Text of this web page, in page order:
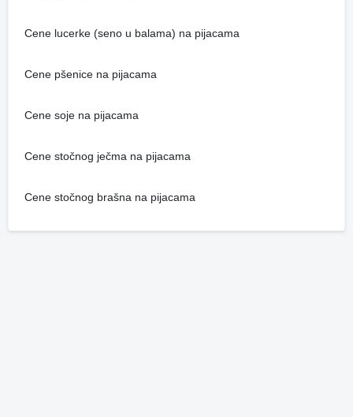
Cene lucerke (seno u balama) na pijacama
Cene pšenice na pijacama
Cene soje na pijacama
Cene stočnog ječma na pijacama
Cene stočnog brašna na pijacama